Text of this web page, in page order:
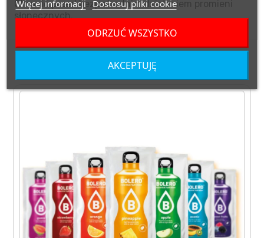
Chronić przed bezpośrednim działaniem promieni
słonecznych.
ZOBACZ TAKŻE
Więcej informacji Dostosuj pliki cookie
ODRZUĆ WSZYSTKO
AKCEPTUJĘ